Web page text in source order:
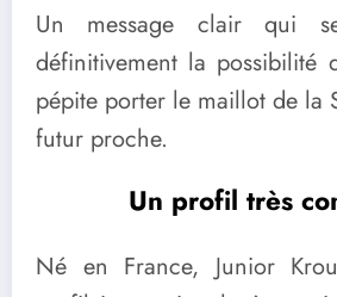
Un message clair qui
définitivement la possibilité
pépite porter le maillot de la
futur proche.
Un profil très
Né en France, Junior